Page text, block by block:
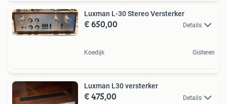
Luxman L-30 Stereo Versterker
€ 650,00 Details
Koedijk Gisteren
Luxman L30 versterker
€ 475,00 Details